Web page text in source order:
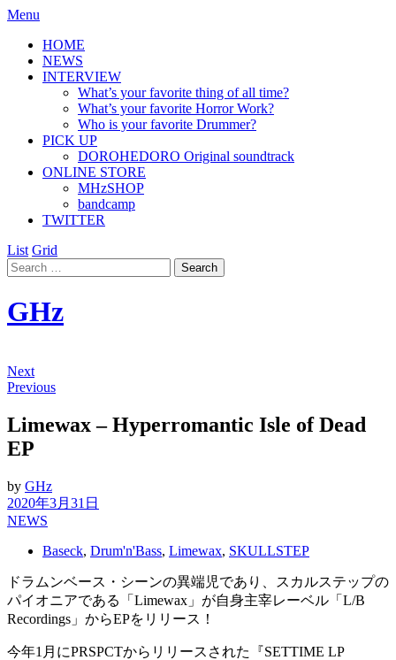
Menu
HOME
NEWS
INTERVIEW
What’s your favorite thing of all time?
What’s your favorite Horror Work?
Who is your favorite Drummer?
PICK UP
DOROHEDORO Original soundtrack
ONLINE STORE
MHzSHOP
bandcamp
TWITTER
List Grid
GHz
Next
Previous
Limewax – Hyperromantic Isle of Dead
EP
by GHz
2020年3月31日
NEWS
Baseck, Drum'n'Bass, Limewax, SKULLSTEP
ドラムンベース・シーンの異端児であり、スカルステップの
パイオニアである「Limewax」が自身主宰レーベル「L/B
Recordings」からEPをリリース！
今年1月にPRSPCTからリリースされた『SETTIME LP